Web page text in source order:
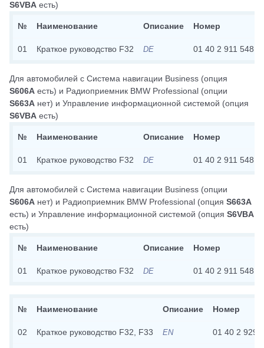
S6VBA есть)
№ Наименование Описание Номер
01 Краткое руководство F32 DE 01 40 2 911 548
Для автомобилей с Система навигации Business (опция
S606A есть) и Радиоприемник BMW Professional (опции
S663A нет) и Управление информационной системой (опция
S6VBA есть)
№ Наименование Описание Номер
01 Краткое руководство F32 DE 01 40 2 911 548
Для автомобилей с Система навигации Business (опции
S606A нет) и Радиоприемник BMW Professional (опция S663A
есть) и Управление информационной системой (опция S6VBA
есть)
№ Наименование Описание Номер
01 Краткое руководство F32 DE 01 40 2 911 548
№ Наименование Описание Номер
02 Краткое руководство F32, F33 EN 01 40 2 929